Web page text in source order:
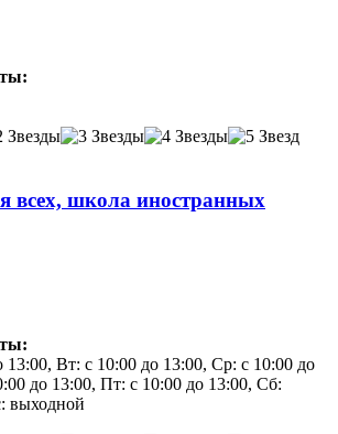
всех, школа иностранных
Вт: с 10:00 до 13:00, Ср: с 10:00 до
до 13:00, Пт: с 10:00 до 13:00, Сб:
выходной